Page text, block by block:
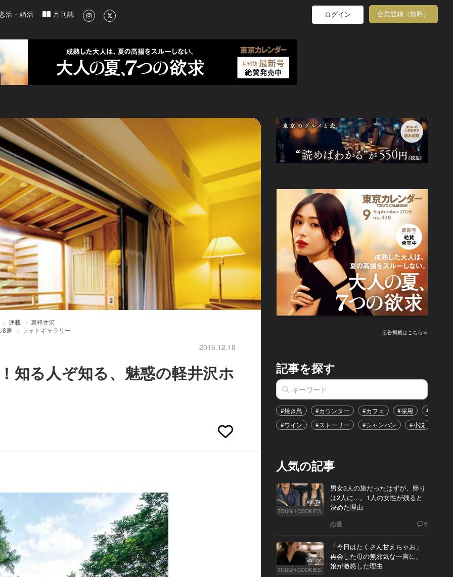
ルメ、洗練されたライフスタイル情報
活・婚活 月刊誌 ログイン 会員登録（無料）
連載
裏軽井沢
8選
フォトギャラリー
2016.12.18
知る人ぞ知る、魅惑の軽井沢ホ
広告掲載はこちら≫
記事を探す
#焼き鳥 #カウンター #カフェ #採用
#恋愛
#ワイン
#ストーリー #シャンパン #小説
人気の記事
Vol.74
TOUGH COOKIES
男女3人の旅だったはずが、帰り
は2人に…。1人の女性が残ると
決めた理由
恋愛 6
Vol.73
TOUGH COOKIES
「今日はたくさん甘えちゃお」
再会した母の無邪気な一言に、
娘が激怒した理由